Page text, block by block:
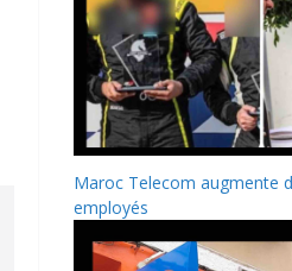
Maroc Telecom augmente
employés